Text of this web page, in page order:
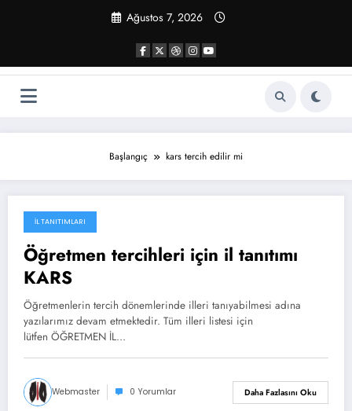
Ağustos 7, 2026
Başlangıç kars tercih edilir mi
Ağustos 22, 2020
İL TANITIMLARI
Öğretmen tercihleri için il tanıtımı
KARS
Öğretmenlerin tercih dönemlerinde illeri tanıyabilmesi adına
yazılarımız devam etmektedir. Tüm illeri listesi için
lütfen ÖĞRETMEN İL…
Webmaster 0 Yorumlar Daha Fazlasını Oku